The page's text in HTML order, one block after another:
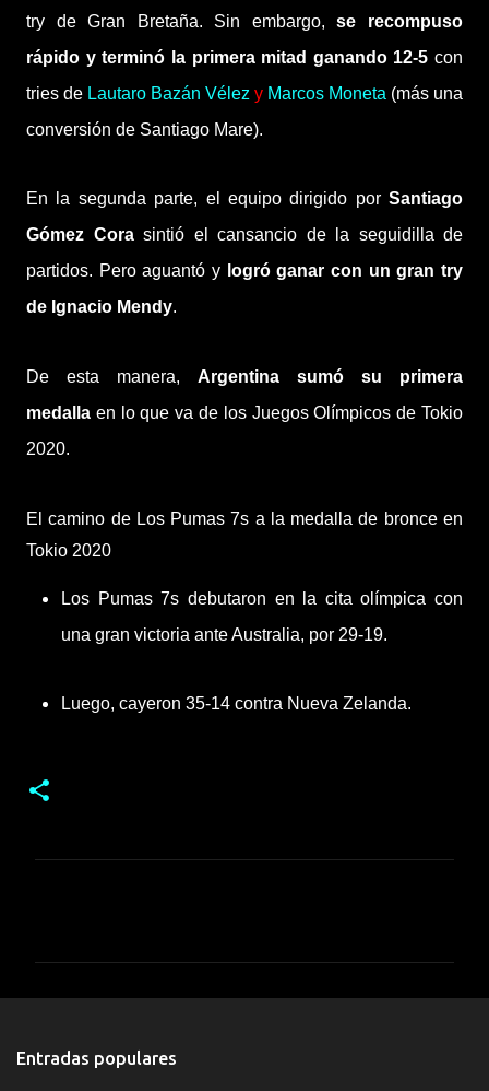
try de Gran Bretaña. Sin embargo,se recompuso
rápido y terminó la primera mitad ganando 12-5 con
tries de Lautaro Bazán Vélez y Marcos Moneta (más una
conversión de Santiago Mare).
En la segunda parte, el equipo dirigido porSantiago
Gómez Cora sintió el cansancio de la seguidilla de
partidos. Pero aguantó y logró ganar con un gran try
de Ignacio Mendy.
De esta manera, Argentina sumó su primera
medalla en lo que va de los Juegos Olímpicos de Tokio
2020.
El camino de Los Pumas 7s a la medalla de bronce en
Tokio 2020
Los Pumas 7s debutaron en la cita olímpica con
una gran victoria ante Australia, por 29-19.
Luego, cayeron 35-14 contra Nueva Zelanda.
t
Entradas populares